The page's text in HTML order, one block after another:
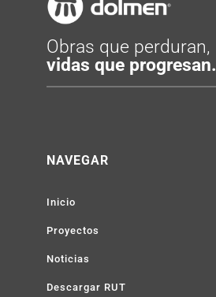
Obras que perduran,
vidas que progresan.
NAVEGAR
Inicio
Proyectos
Noticias
Descargar RUT